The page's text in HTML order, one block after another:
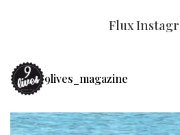
Flux
9lives_magazine